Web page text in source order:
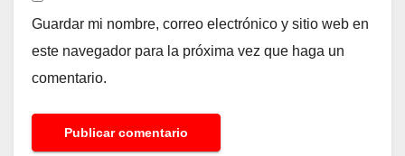
Guardar mi nombre, correo electrónico y sitio web en
este navegador para la próxima vez que haga un
comentario.